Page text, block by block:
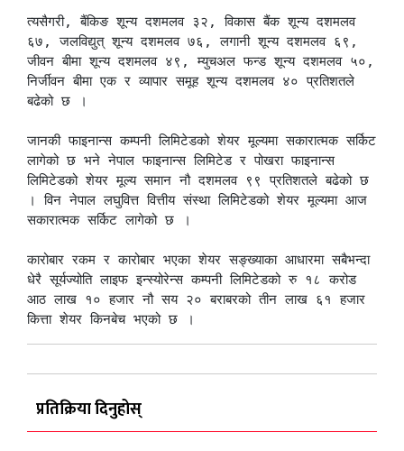
त्यसैगरी, बैंकिङ शून्य दशमलव ३२, विकास बैंक शून्य दशमलव
६७, जलविद्युत् शून्य दशमलव ७६, लगानी शून्य दशमलव ६९,
जीवन बीमा शून्य दशमलव ४९, म्युचअल फन्ड शून्य दशमलव ५०,
निर्जीवन बीमा एक र व्यापार समूह शून्य दशमलव ४० प्रतिशतले
बढेको छ ।
जानकी फाइनान्स कम्पनी लिमिटेडको शेयर मूल्यमा सकारात्मक सर्किट
लागेको छ भने नेपाल फाइनान्स लिमिटेड र पोखरा फाइनान्स
लिमिटेडको शेयर मूल्य समान नौ दशमलव ९९ प्रतिशतले बढेको छ
। विन नेपाल लघुवित्त वित्तीय संस्था लिमिटेडको शेयर मूल्यमा आज
सकारात्मक सर्किट लागेको छ ।
कारोबार रकम र कारोबार भएका शेयर सङ्ख्याका आधारमा सबैभन्दा
धेरै सूर्यज्योति लाइफ इन्स्योरेन्स कम्पनी लिमिटेडको रु १८ करोड
आठ लाख १० हजार नौ सय २० बराबरको तीन लाख ६१ हजार
कित्ता शेयर किनबेच भएको छ ।
प्रतिक्रिया दिनुहोस्